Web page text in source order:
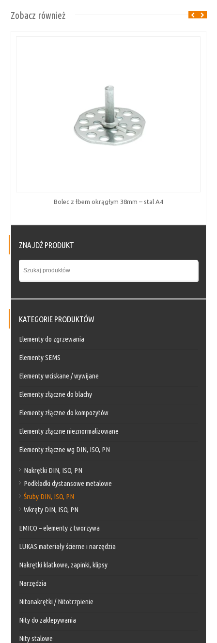
Zobacz również
Bolec z łbem okrągłym 38mm – stal A4
ZNAJDŹ PRODUKT
KATEGORIE PRODUKTÓW
Elementy do zgrzewania
Elementy SEMS
Elementy wciskane / wywijane
Elementy złączne do blachy
Elementy złączne do kompozytów
Elementy złączne nieznormalizowane
Elementy złączne wg DIN, ISO, PN
Nakrętki DIN, ISO, PN
Podkładki dystansowe metalowe
Śruby DIN, ISO, PN
Wkręty DIN, ISO, PN
EMICO – elementy z tworzywa
LUKAS materiały ścierne i narzędzia
Nakrętki klatkowe, zapinki, klipsy
Narzędzia
Nitonakrętki / Nitotrzpienie
Nity do zaklepywania
Nity stalowe